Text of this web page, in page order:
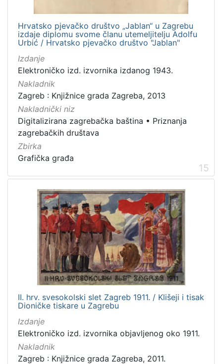
Hrvatsko pjevačko društvo „Jablan“ u Zagrebu
izdaje diplomu svome članu utemeljitelju Adolfu
Urbić / Hrvatsko pjevačko društvo "Jablan"
Izdanje
Elektroničko izd. izvornika izdanog 1943.
Nakladnik
Zagreb : Knjižnice grada Zagreba, 2013
Nakladnički niz
Digitalizirana zagrebačka baština • Priznanja
zagrebačkih društava
Zbirka
Grafička građa
15
II. hrv. svesokolski slet Zagreb 1911. / Klišeji i tisak
Dioničke tiskare u Zagrebu
Izdanje
Elektroničko izd. izvornika objavljenog oko 1911.
Nakladnik
Zagreb : Knjižnice grada Zagreba, 2011.